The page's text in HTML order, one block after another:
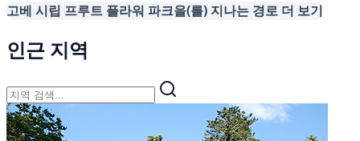
고베 시립 프루트 플라워 파크을(를) 지나는 경로 더 보기
인근 지역